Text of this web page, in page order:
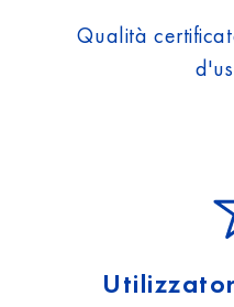
Qualità